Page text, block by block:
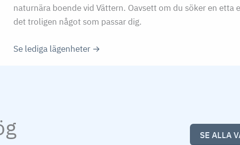
naturnära boende vid Vättern. Oavsett om du söker en etta
det troligen något som passar dig.
Se lediga lägenheter →
SE ALLA